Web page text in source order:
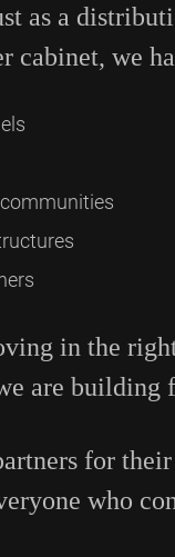
as a
cabinet, we
in the
are building
for their
who